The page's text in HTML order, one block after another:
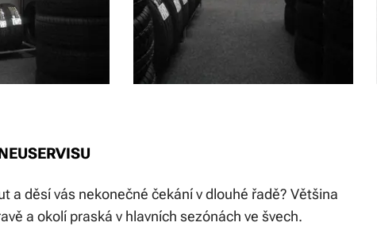
a děsí vás nekonečné čekání v dlouhé řadě? Většina
a okolí praská v hlavních sezónách ve švech.